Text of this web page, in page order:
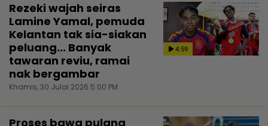
4:59
Rezeki wajah seiras
Lamine Yamal, pemuda
Kelantan tak sia-siakan
peluang... Banyak
tawaran reviu, ramai
nak bergambar
Khamis, 30 Julai 2026 5:00 PM
Proses bawa pulang